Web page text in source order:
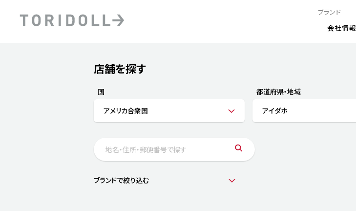
デジタルトランス
フォーメーション戦略
DXビジョン2028
有価証券報告書
財務情報
粟田社長が語る
トリドールのサステナビリティ
コミュニケーション
資源循環に向けて
ブランド
会社情報
店舗を探す
国
アメリカ合衆国
都道府県・地域
アイダホ
Submit a search.
ブランドで絞り込む